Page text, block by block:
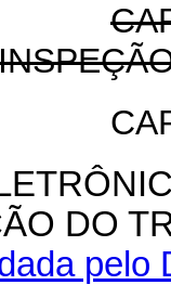
DO
pelo